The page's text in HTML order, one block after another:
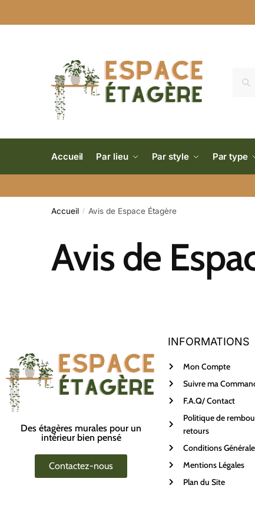
Accueil Par lieu Par style Par type
Accueil / Avis de Espace Étagère
Avis de
Des étagères murales pour un
intérieur bien pensé
Contactez-nous
INFORMATIONS
Mon Compte
Suivre ma
F.A.Q/ Contact
Politique de
retours
Conditions
Mentions Légales
Plan du Site